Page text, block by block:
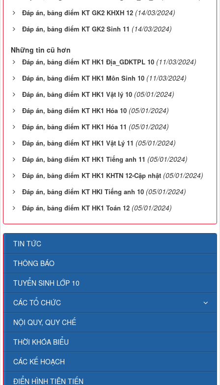
Đáp án, bảng điểm KT GK2 KHXH 12 (14/03/2024)
Đáp án, bảng điểm KT GK2 Sinh 11 (14/03/2024)
Những tin cũ hơn
Đáp án, bảng điểm KT HK1 Địa_GDKTPL 10 (11/03/2024)
Đáp án, bảng điểm KT HK1 Môn Sinh 10 (11/03/2024)
Đáp án, bảng điểm KT HK1 Vật lý 10 (05/01/2024)
Đáp án, bảng điểm KT HK1 Hóa 10 (05/01/2024)
Đáp án, bảng điểm KT HK1 Hóa 11 (05/01/2024)
Đáp án, bảng điểm KT HK1 Vật Lý 11 (05/01/2024)
Đáp án, bảng điểm KT HK1 Tiếng anh 11 (05/01/2024)
Đáp án, bảng điểm KT HK1 KHTN 12-Cập nhật (05/01/2024)
Đáp án, bảng điểm KT HKI Tiếng anh 10 (05/01/2024)
Đáp án, bảng điểm KT HK1 Toán 12 (05/01/2024)
TIN TỨC
THÔNG BÁO
TUYỂN SINH LỚP 10
CÁC TỔ CHỨC
NỘI QUY, QUY CHẾ
THỜI KHÓA BIỂU
CÁC KẾ HOẠCH
ĐIỂN HÌNH TIÊN TIẾN